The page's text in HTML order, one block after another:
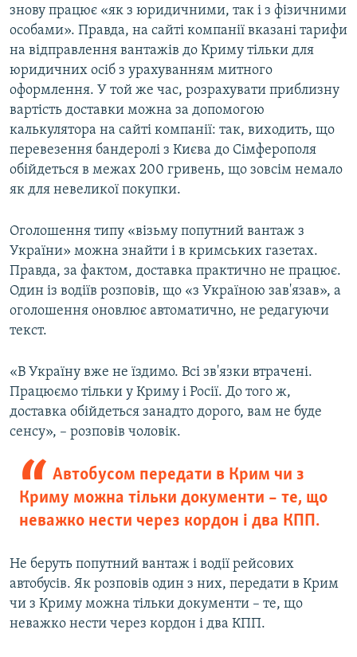
знову працює «як з юридичними, так і з фізичними
особами». Правда, на сайті компанії вказані тарифи
на відправлення вантажів до Криму тільки для
юридичних осіб з урахуванням митного
оформлення. У той же час, розрахувати приблизну
вартість доставки можна за допомогою
калькулятора на сайті компанії: так, виходить, що
перевезення бандеролі з Києва до Сімферополя
обійдеться в межах 200 гривень, що зовсім немало
як для невеликої покупки.
Оголошення типу «візьму попутний вантаж з
України» можна знайти і в кримських газетах.
Правда, за фактом, доставка практично не працює.
Один із водіїв розповів, що «з Україною зав'язав», а
оголошення оновлює автоматично, не редагуючи
текст.
«В Україну вже не їздимо. Всі зв'язки втрачені.
Працюємо тільки у Криму і Росії. До того ж,
доставка обійдеться занадто дорого, вам не буде
сенсу», – розповів чоловік.
Автобусом передати в Крим чи з
Криму можна тільки документи – те, що
неважко нести через кордон і два КПП.
Не беруть попутний вантаж і водії рейсових
автобусів. Як розповів один з них, передати в Крим
чи з Криму можна тільки документи – те, що
неважко нести через кордон і два КПП.